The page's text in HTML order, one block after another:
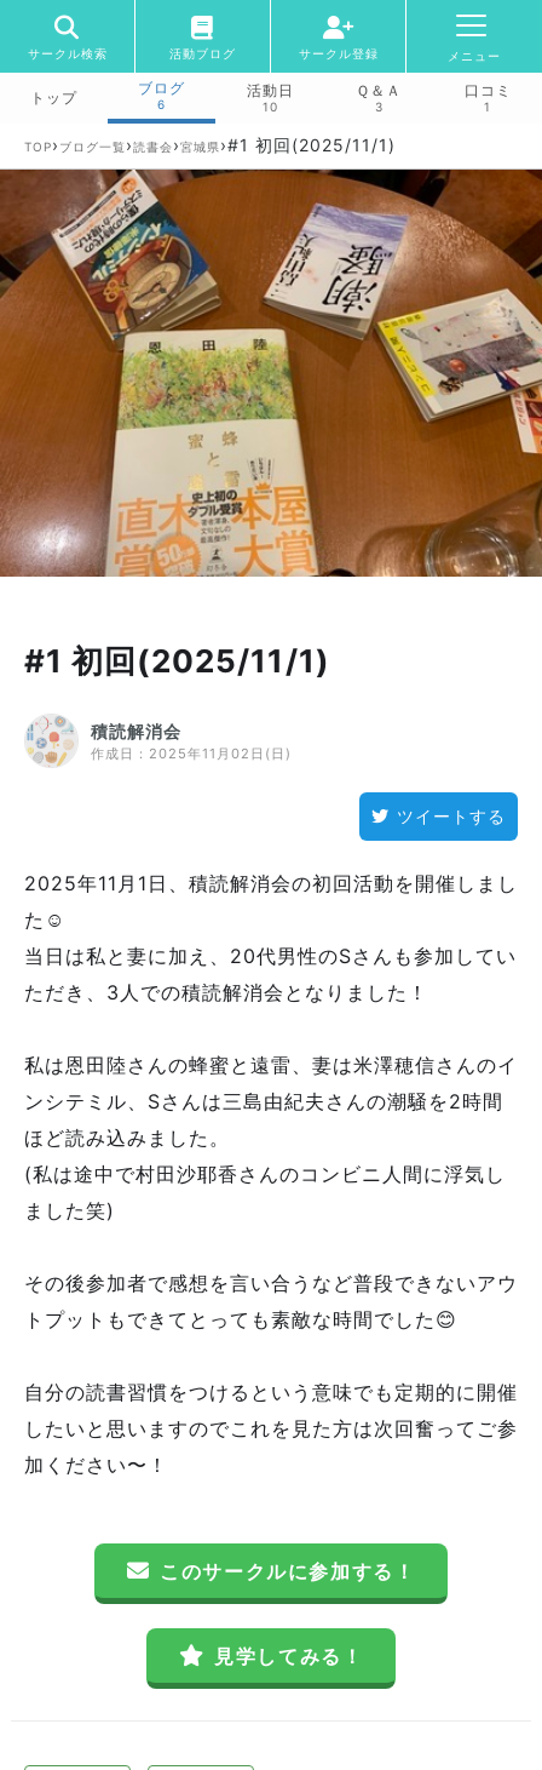
サークル検索 活動ブログ サークル登録 メニュー
トップ
ブログ
6
活動日
10
Ｑ＆Ａ
3
口コミ
1
TOP› ブログ一覧 ›読書会›宮城県›#1 初回(2025/11/1)
#1 初回(2025/11/1)
積読解消会
作成日： 2025年11月02日(日)
ツイートする
2025年11月1日、積読解消会の初回活動を開催しまし
た☺️
当日は私と妻に加え、20代男性のSさんも参加してい
ただき、3人での積読解消会となりました！
私は恩田陸さんの蜂蜜と遠雷、妻は米澤穂信さんのイ
ンシテミル、Sさんは三島由紀夫さんの潮騒を2時間
ほど読み込みました。
(私は途中で村田沙耶香さんのコンビニ人間に浮気し
ました笑)
その後参加者で感想を言い合うなど普段できないアウ
トプットもできてとっても素敵な時間でした😊
自分の読書習慣をつけるという意味でも定期的に開催
したいと思いますのでこれを見た方は次回奮ってご参
加ください〜！
このサークルに参加する！
見学してみる！